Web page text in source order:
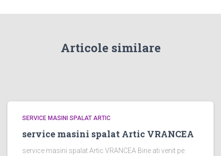
Articole similare
SERVICE MASINI SPALAT ARTIC
service masini spalat Artic VRANCEA
service masini spalat Artic VRANCEA Bine ati venit pe